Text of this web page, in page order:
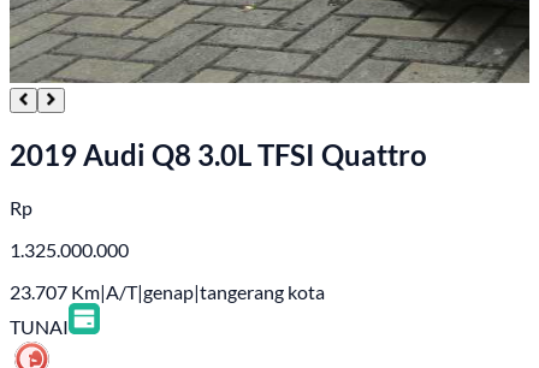
2019 Audi Q8 3.0L TFSI Quattro
Rp
1.325.000.000
23.707 Km|A/T|genap|tangerang kota
TUNAI